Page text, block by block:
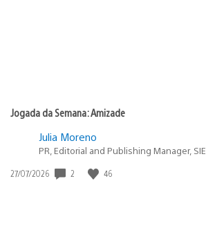
Jogada da Semana: Amizade
Julia Moreno
PR, Editorial and Publishing Manager, SIE
Data
27/07/2026 2 46